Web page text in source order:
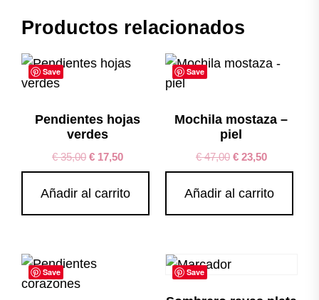
Productos relacionados
Save
Pendientes hojas
verdes
€35,00 € 17,50
Añadir al carrito
Save
Mochila mostaza –
piel
€47,00 €23,50
Añadir al carrito
Save Save